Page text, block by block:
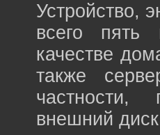
Устройство,
всего пять
качестве
также
внешний